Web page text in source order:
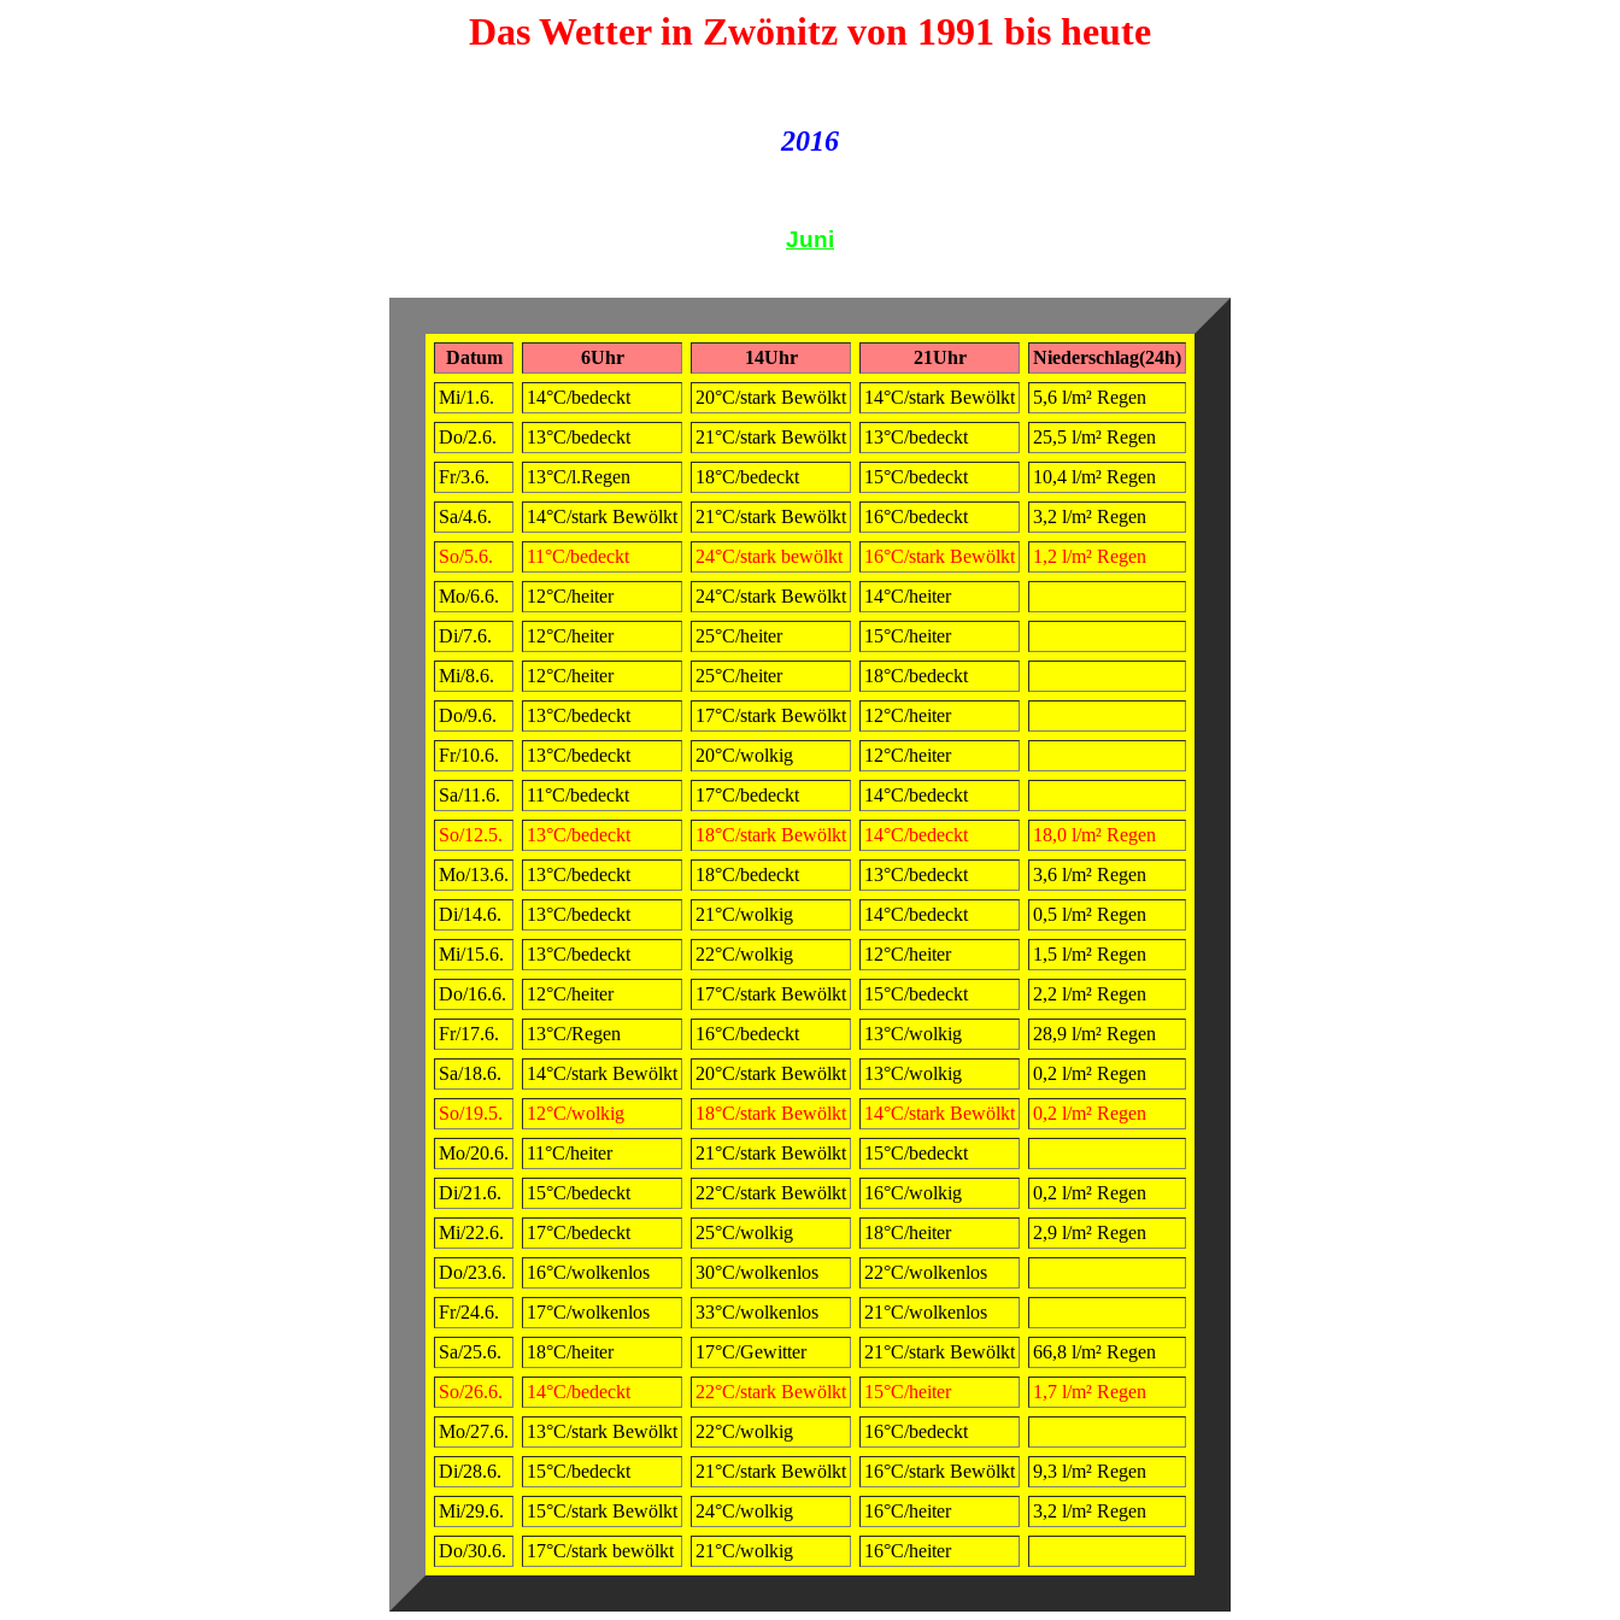
Das Wetter in Zwönitz von 1991 bis heute
2016
Juni
Datum 6Uhr 14Uhr 21Uhr
Niederschlag(24h)
Mi/1.6.
14°C/bedeckt 20°C/stark Bewölkt 14°C/stark Bewölkt
5,6 l/m² Regen
Do/2.6.
13°C/bedeckt 21°C/stark Bewölkt 13°C/bedeckt
25,5 l/m² Regen
Fr/3.6.
13°C/l.Regen 18°C/bedeckt 15°C/bedeckt
10,4 l/m² Regen
Sa/4.6.
14°C/stark Bewölkt 21°C/stark Bewölkt 16°C/bedeckt
3,2 l/m² Regen
So/5.6.
11°C/bedeckt 24°C/stark bewölkt 16°C/stark Bewölkt
1,2 l/m² Regen
Mo/6.6.
12°C/heiter 24°C/stark Bewölkt
14°C/heiter
Di/7.6.
12°C/heiter 25°C/heiter
15°C/heiter
Mi/8.6.
12°C/heiter 25°C/heiter
18°C/bedeckt
Do/9.6.
13°C/bedeckt 17°C/stark Bewölkt
12°C/heiter
Fr/10.6.
13°C/bedeckt 20°C/wolkig
12°C/heiter
Sa/11.6.
11°C/bedeckt 17°C/bedeckt
14°C/bedeckt
So/12.5.
13°C/bedeckt 18°C/stark Bewölkt 14°C/bedeckt
18,0 l/m² Regen
Mo/13.6.
13°C/bedeckt 18°C/bedeckt 13°C/bedeckt
3,6 l/m² Regen
Di/14.6.
13°C/bedeckt 21°C/wolkig 14°C/bedeckt
0,5 l/m² Regen
Mi/15.6.
13°C/bedeckt 22°C/wolkig 12°C/heiter
1,5 l/m² Regen
Do/16.6.
12°C/heiter 17°C/stark Bewölkt 15°C/bedeckt
2,2 l/m² Regen
Fr/17.6.
13°C/Regen 16°C/bedeckt 13°C/wolkig
28,9 l/m² Regen
Sa/18.6.
14°C/stark Bewölkt 20°C/stark Bewölkt 13°C/wolkig
0,2 l/m² Regen
So/19.5.
12°C/wolkig 18°C/stark Bewölkt 14°C/stark Bewölkt
0,2 l/m² Regen
Mo/20.6.
11°C/heiter 21°C/stark Bewölkt
15°C/bedeckt
Di/21.6.
15°C/bedeckt 22°C/stark Bewölkt 16°C/wolkig
0,2 l/m² Regen
Mi/22.6.
17°C/bedeckt 25°C/wolkig 18°C/heiter
2,9 l/m² Regen
Do/23.6.
16°C/wolkenlos 30°C/wolkenlos
22°C/wolkenlos
Fr/24.6.
17°C/wolkenlos 33°C/wolkenlos
21°C/wolkenlos
Sa/25.6.
18°C/heiter 17°C/Gewitter 21°C/stark Bewölkt
66,8 l/m² Regen
So/26.6.
14°C/bedeckt 22°C/stark Bewölkt 15°C/heiter
1,7 l/m² Regen
Mo/27.6.
13°C/stark Bewölkt 22°C/wolkig
16°C/bedeckt
Di/28.6.
15°C/bedeckt 21°C/stark Bewölkt 16°C/stark Bewölkt
9,3 l/m² Regen
Mi/29.6.
15°C/stark Bewölkt 24°C/wolkig 16°C/heiter
3,2 l/m² Regen
Do/30.6.
17°C/stark bewölkt 21°C/wolkig 16°C/heiter